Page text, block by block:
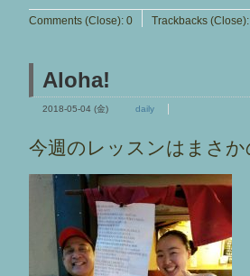
Comments (Close):0 Trackbacks
Aloha!
2018-05-04 (金) daily
今週のレッスンはまさ